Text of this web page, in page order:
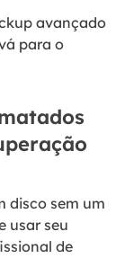
avançado
para o
disco sem um
usar seu
de